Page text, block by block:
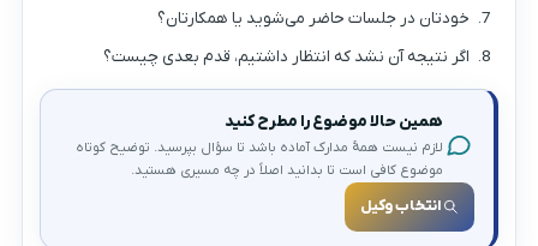
خودتان در جلسات حاضر می‌شوید یا همکارتان؟
اگر نتیجه آن نشد که انتظار داشتیم، قدم بعدی چیست؟
همین حالا موضوع را مطرح کنید
لازم نیست همهٔ مدارک آماده باشد تا سؤال بپرسید. توضیح کوتاه
موضوع کافی است تا بدانید اصلاً در چه مسیری هستید.
انتخاب وکیل